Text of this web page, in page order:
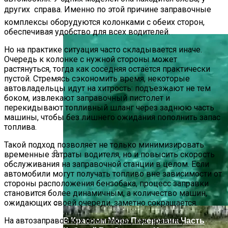
Как Купить Сотовый Поликарбонат В
Нижнем Новгороде
В Ряде Стран Наблюдаются Сбои В
Работе Facebook И Instagram
В Красном Море Перерезана Часть
других  справа. Именно по этой причине заправочные
комплексы оборудуются колонками с обеих сторон,
обеспечивая удобство для всех водителей.
Но на практике ситуация часто складывается иначе.
Очередь к колонке с нужной стороны может
растянуться, тогда как соседняя остаётся практически
пустой. Стремясь сэкономить время, некоторые
автовладельцы идут на хитрость: подъезжают не тем
боком, извлекают заправочный пистолет и
перекидывают топливный шланг через заднюю часть
машины, чтобы без лишнего ожидания пополнить запас
топлива.
Такой подход позволяет не только минимизировать
временные затраты водителя, но и повысить скорость
обслуживания на заправочной станции в целом. Если
автомобили могут получать топливо вне зависимости от
стороны расположения бензобака, процесс заправки
становится более динамичным, а количество машин,
ожидающих своей очереди, заметно сокращается.
На автозаправочных комплексах, как правило,